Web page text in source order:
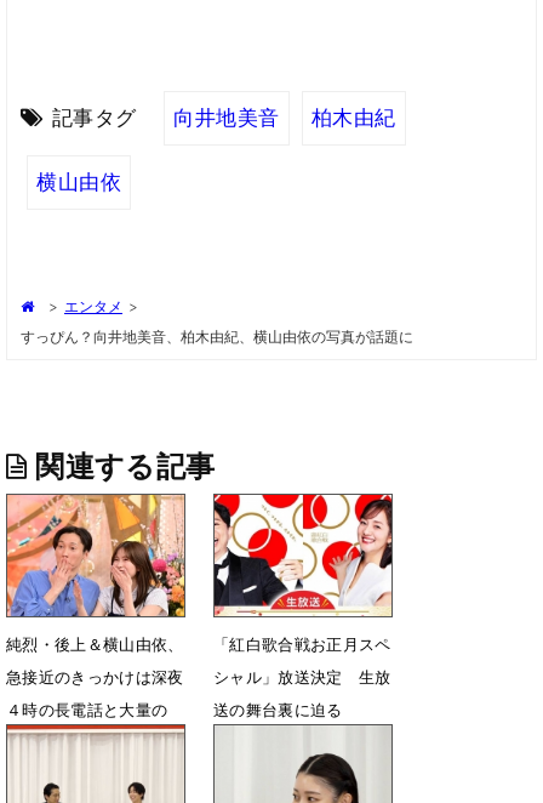
記事タグ 向井地美音 柏木由紀
横山由依
> エンタメ >
すっぴん？向井地美音、柏木由紀、横山由依の写真が話題に
関連する記事
純烈・後上＆横山由依、
急接近のきっかけは深夜
４時の長電話と大量の
水!?
「紅白歌合戦お正月スペ
シャル」放送決定 生放
送の舞台裏に迫る